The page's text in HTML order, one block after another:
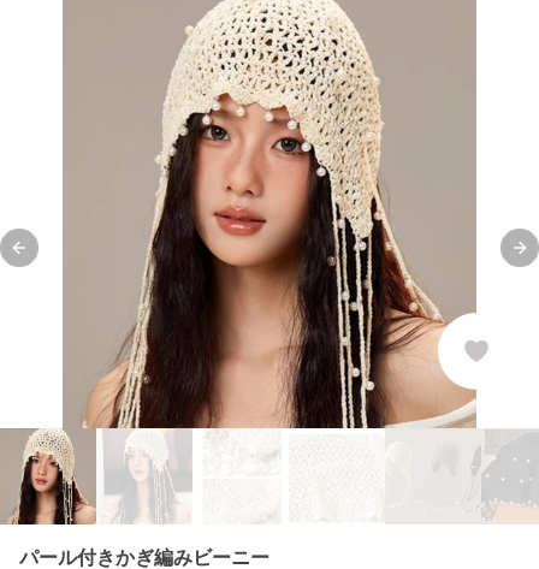
Previous slide
パール付きかぎ編みビーニー